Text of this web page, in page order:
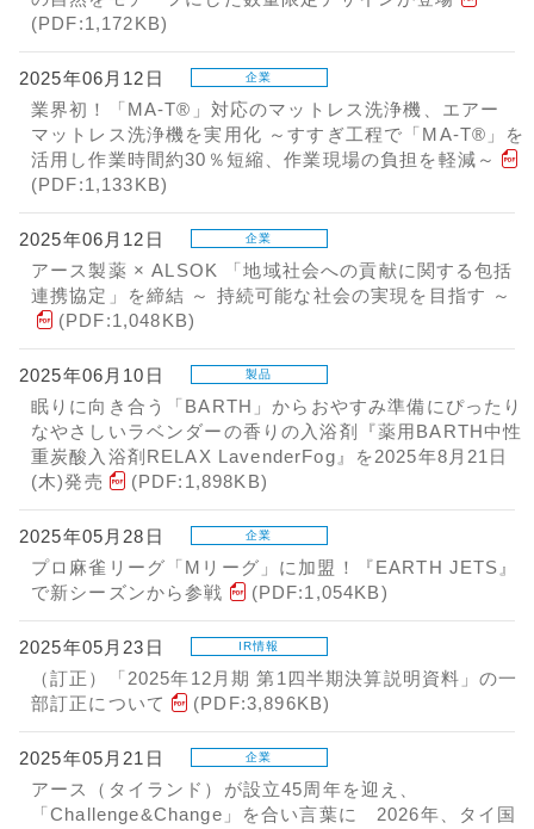
(PDF:1,172KB)
2025年06月12日 企業
業界初！「MA-T®」対応のマットレス洗浄機、エアー
マットレス洗浄機を実用化 ～すすぎ工程で「MA-T®」を
活用し作業時間約30％短縮、作業現場の負担を軽減～
(PDF:1,133KB)
2025年06月12日 企業
アース製薬 × ALSOK 「地域社会への貢献に関する包括
連携協定」を締結 ～ 持続可能な社会の実現を目指す ～
(PDF:1,048KB)
2025年06月10日 製品
眠りに向き合う「BARTH」からおやすみ準備にぴったり
なやさしいラベンダーの香りの入浴剤『薬用BARTH中性
重炭酸入浴剤RELAX LavenderFog』を2025年8月21日
(木)発売
(PDF:1,898KB)
2025年05月28日 企業
プロ麻雀リーグ「Mリーグ」に加盟！『EARTH JETS』
で新シーズンから参戦
(PDF:1,054KB)
2025年05月23日 IR情報
（訂正）「2025年12月期 第1四半期決算説明資料」の一
部訂正について
(PDF:3,896KB)
2025年05月21日 企業
アース（タイランド）が設立45周年を迎え、
「Challenge&Change」を合い言葉に 2026年、タイ国